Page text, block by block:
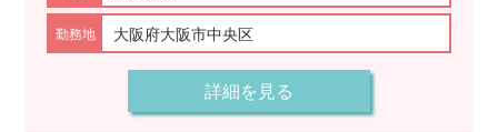
大阪府大阪市中央区
詳細を見る